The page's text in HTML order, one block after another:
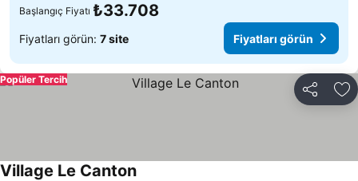
Başlangıç Fiyatı ₺33.708
Fiyatları görün: 7 site Fiyatları görün
Paylaş
Popüler Tercih
Village Le Canton